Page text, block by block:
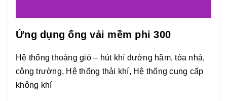
Ứng dụng ống vải mềm phi 300
Hệ thống thoáng gió – hút khí đường hầm, tòa nhà,
công trường, Hệ thống thải khí, Hệ thống cung cấp
không khí